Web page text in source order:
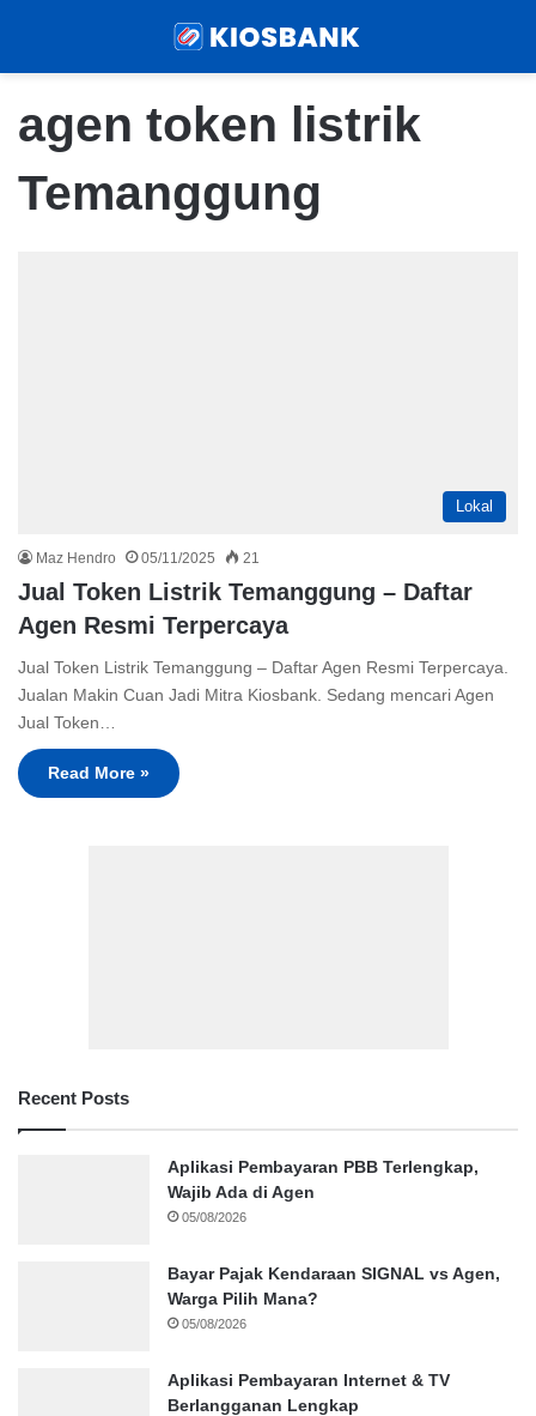
agen token listrik
Temanggung
Lokal
Maz Hendro 05/11/2025 21
Jual Token Listrik Temanggung – Daftar
Agen Resmi Terpercaya
Jual Token Listrik Temanggung – Daftar Agen Resmi Terpercaya.
Jualan Makin Cuan Jadi Mitra Kiosbank. Sedang mencari Agen
Jual Token…
Read More »
Recent Posts
Aplikasi Pembayaran PBB Terlengkap,
Wajib Ada di Agen
05/08/2026
Bayar Pajak Kendaraan SIGNAL vs Agen,
Warga Pilih Mana?
05/08/2026
Aplikasi Pembayaran Internet & TV
Berlangganan Lengkap